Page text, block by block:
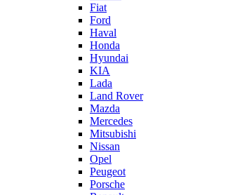
Fiat
Ford
Haval
Honda
Hyundai
KIA
Lada
Land Rover
Mazda
Mercedes
Mitsubishi
Nissan
Opel
Peugeot
Porsche